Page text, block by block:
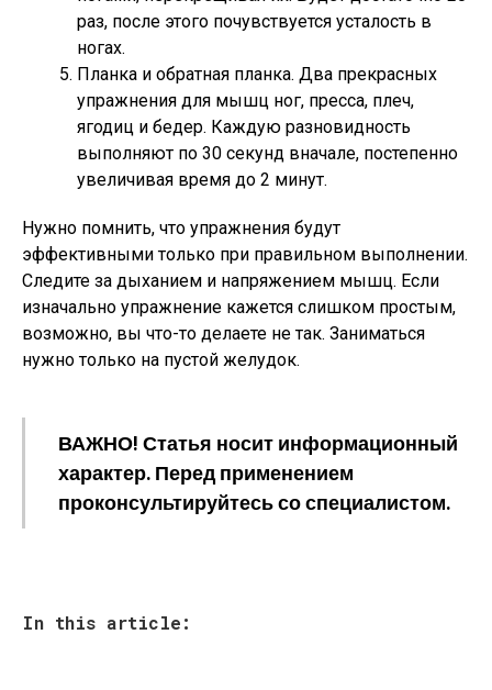
раз, после этого почувствуется усталость в
ногах.
Планка и обратная планка. Два прекрасных
упражнения для мышц ног, пресса, плеч,
ягодиц и бедер. Каждую разновидность
выполняют по 30 секунд вначале, постепенно
увеличивая время до 2 минут.
Нужно помнить, что упражнения будут
эффективными только при правильном выполнении.
Следите за дыханием и напряжением мышц. Если
изначально упражнение кажется слишком простым,
возможно, вы что-то делаете не так. Заниматься
нужно только на пустой желудок.
ВАЖНО! Статья носит информационный
характер. Перед применением
проконсультируйтесь со специалистом.
In this article: